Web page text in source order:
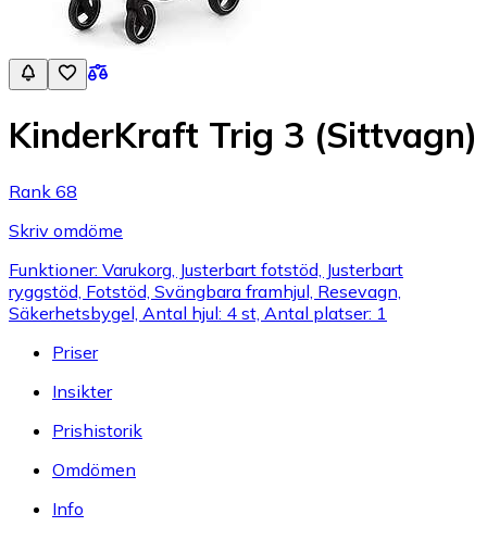
KinderKraft Trig 3 (Sittvagn)
Rank 68
Skriv omdöme
Funktioner: Varukorg, Justerbart fotstöd, Justerbart
ryggstöd, Fotstöd, Svängbara framhjul, Resevagn,
Säkerhetsbygel, Antal hjul: 4 st, Antal platser: 1
Priser
Insikter
Prishistorik
Omdömen
Info